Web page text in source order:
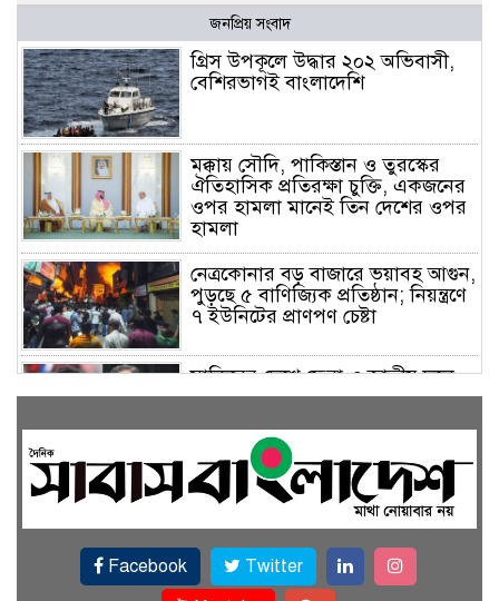
জনপ্রিয় সংবাদ
গ্রিস উপকূলে উদ্ধার ২০২ অভিবাসী,
বেশিরভাগই বাংলাদেশি
মক্কায় সৌদি, পাকিস্তান ও তুরস্কের
ঐতিহাসিক প্রতিরক্ষা চুক্তি, একজনের
ওপর হামলা মানেই তিন দেশের ওপর
হামলা
নেত্রকোনার বড় বাজারে ভয়াবহ আগুন,
পুড়ছে ৫ বাণিজ্যিক প্রতিষ্ঠান; নিয়ন্ত্রণে
৭ ইউনিটের প্রাণপণ চেষ্টা
সাকিবের দেশে ফেরা ও জাতীয় দলে
ফেরার সম্ভাবনা নেই, ইঙ্গিত ক্রীড়া
ফেসবুকে যুক্ত হলো বিকাশ, সহজ
হলো ডিজিটাল পেমেন্ট
বৃষ্টি উপেক্ষা করে ‘জুলাই গণঅভ্যুত্থান
Facebook
Twitter